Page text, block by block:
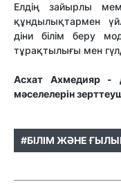
Елдің зайырлы
құндылықтармен
діни білім беру
тұрақтылығы мен
Асхат Ахмедияр-
мәселелерін
#БІЛІМ ЖӘНЕ